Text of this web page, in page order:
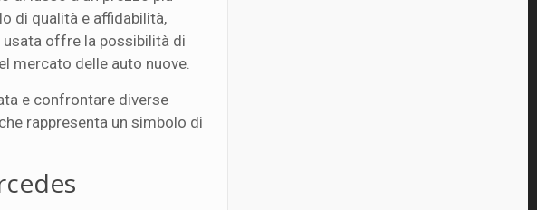
di qualità e affidabilità,
usata offre la possibilità di
mercato delle auto nuove.
e confrontare diverse
rappresenta un simbolo di